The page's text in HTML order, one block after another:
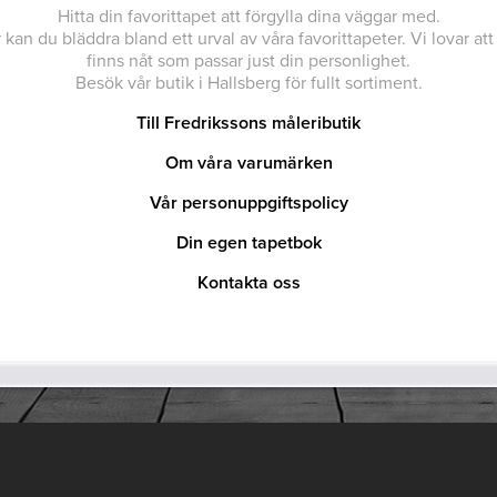
Hitta din favorittapet att förgylla dina väggar med.
kan du bläddra bland ett urval av våra favorittapeter. Vi lovar
finns nåt som passar just din personlighet.
Besök vår butik i Hallsberg för fullt sortiment.
Till Fredrikssons måleributik
Om våra varumärken
Vår personuppgiftspolicy
Din egen tapetbok
Kontakta oss